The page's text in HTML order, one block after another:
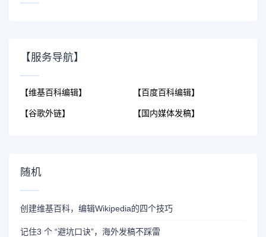
【服务导航】
【维基百科编辑】
【谷歌外链】
【百度百科编辑】
【国内媒体发稿】
随机
创建维基百科，编辑Wikipedia的四个技巧
记住3 个 “避坑口诀”，海外发稿不踩雷